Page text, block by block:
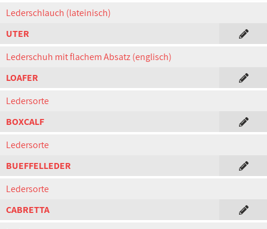
Lederschlauch (lateinisch)
UTER
Lederschuh mit flachem Absatz (englisch)
LOAFER
Ledersorte
BOXCALF
Ledersorte
BUEFFELLEDER
Ledersorte
CABRETTA